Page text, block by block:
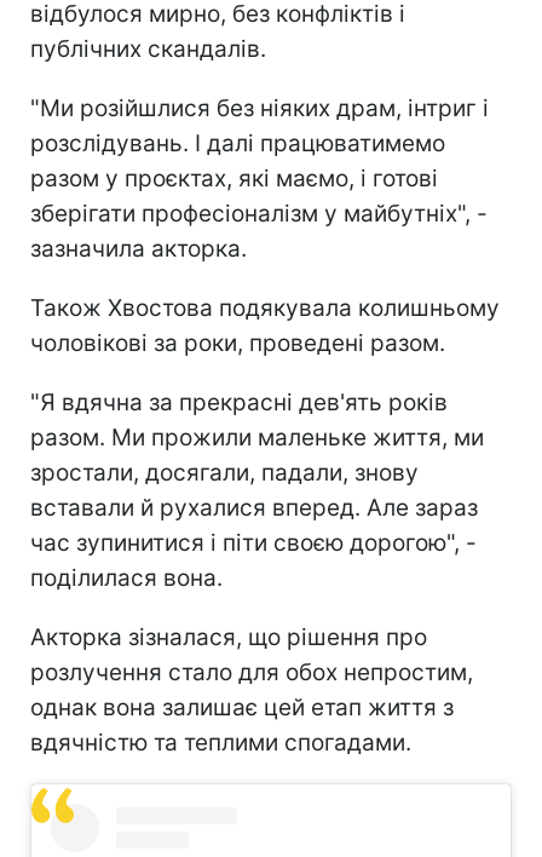
відбулося мирно, без конфліктів і
публічних скандалів.
"Ми розійшлися без ніяких драм, інтриг і
розслідувань. І далі працюватимемо
разом у проєктах, які маємо, і готові
зберігати професіоналізм у майбутніх", -
зазначила акторка.
Також Хвостова подякувала колишньому
чоловікові за роки, проведені разом.
"Я вдячна за прекрасні дев'ять років
разом. Ми прожили маленьке життя, ми
зростали, досягали, падали, знову
вставали й рухалися вперед. Але зараз
час зупинитися і піти своєю дорогою", -
поділилася вона.
Акторка зізналася, що рішення про
розлучення стало для обох непростим,
однак вона залишає цей етап життя з
вдячністю та теплими спогадами.